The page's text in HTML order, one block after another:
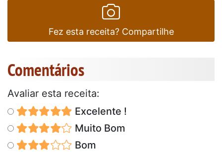
Fez esta receita? Compartilhe
Comentários
Avaliar esta receita:
Excelente !
Muito Bom
Bom